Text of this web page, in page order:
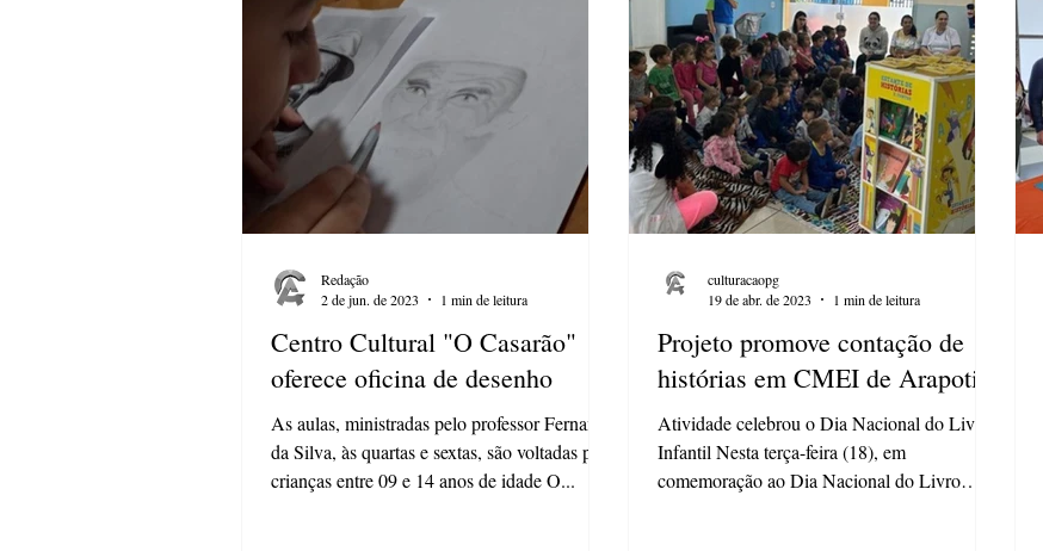
Centro Cultural "O Casarão"
oferece oficina de desenho
As aulas, ministradas pelo professor Fernando
da Silva, às quartas e sextas, são voltadas para
crianças entre 09 e 14 anos de idade O...
Redação
2 de jun. de 2023
1 min de leitura
Projeto promove contação de
histórias em CMEI de Arapoti
Atividade celebrou o Dia Nacional do Livro
Infantil Nesta terça-feira (18), em
comemoração ao Dia Nacional do Livro
culturacaopg
19 de abr. de 2023
1 min de leitura